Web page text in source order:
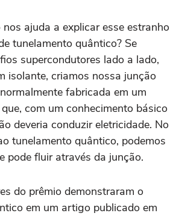
ajuda a explicar esse estranho
tunelamento quântico? Se
supercondutores lado a lado,
isolante, criamos nossa junção
fabricada em um
com um conhecimento básico
deveria conduzir eletricidade. No
tunelamento quântico, podemos
pode fluir através da junção.
do prêmio demonstraram o
em um artigo publicado em